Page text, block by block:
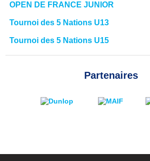
OPEN DE FRANCE JUNIOR
Tournoi des 5 Nations U13
Tournoi des 5 Nations U15
Partenaires